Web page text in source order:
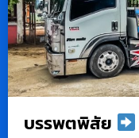
บรรพตพิสัย